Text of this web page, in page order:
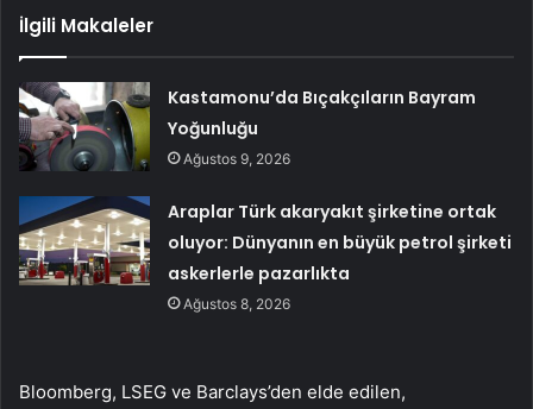
İlgili Makaleler
Kastamonu’da Bıçakçıların Bayram
Yoğunluğu
Ağustos 9, 2026
Araplar Türk akaryakıt şirketine ortak
oluyor: Dünyanın en büyük petrol şirketi
askerlerle pazarlıkta
Ağustos 8, 2026
Bloomberg, LSEG ve Barclays’den elde edilen,